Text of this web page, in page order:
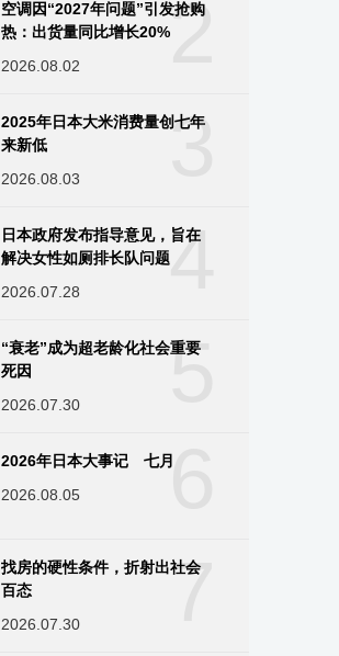
2
空调因“2027年问题”引发抢购
热：出货量同比增长20%
2026.08.02
3
2025年日本大米消费量创七年
来新低
2026.08.03
4
日本政府发布指导意见，旨在
解决女性如厕排长队问题
2026.07.28
5
“衰老”成为超老龄化社会重要
死因
2026.07.30
6
2026年日本大事记 七月
2026.08.05
7
找房的硬性条件，折射出社会
百态
2026.07.30